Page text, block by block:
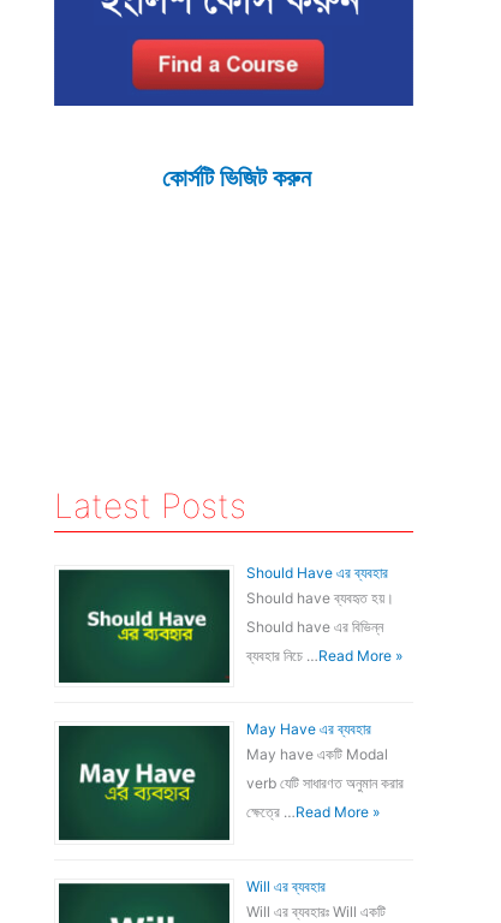
কোর্সটি ভিজিট করুন
Latest Posts
Should Have এর ব্যবহার
Should have ব্যবহৃত হয়।
Should have এর বিভিন্ন
ব্যবহার নিচে …Read More »
May Have এর ব্যবহার
May have একটি Modal
verb যেটি সাধারণত অনুমান করার
ক্ষেত্রে …Read More »
Will এর ব্যবহার
Will এর ব্যবহারঃ Will একটি